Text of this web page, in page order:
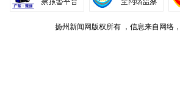
扬州新闻网版权所有 ，信息来自网络